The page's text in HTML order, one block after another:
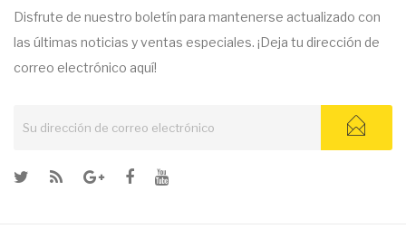
Disfrute de nuestro boletín para mantenerse actualizado con
las últimas noticias y ventas especiales. ¡Deja tu dirección de
correo electrónico aquí!